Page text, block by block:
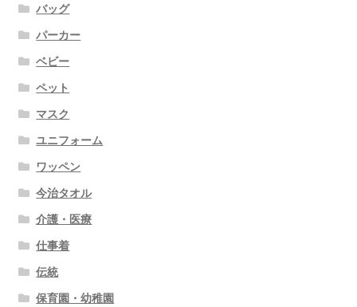
バッグ
パーカー
ベビー
ペット
マスク
ユニフォーム
ワッペン
今治タオル
介護・医療
仕事着
伝統
保育園・幼稚園